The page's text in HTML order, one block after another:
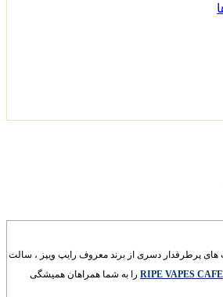
پرطرفدار دسری از برند معروف رایپ ویپز ، سالت
RIPE VAPES CAFE را به شما همراهان همیشگی